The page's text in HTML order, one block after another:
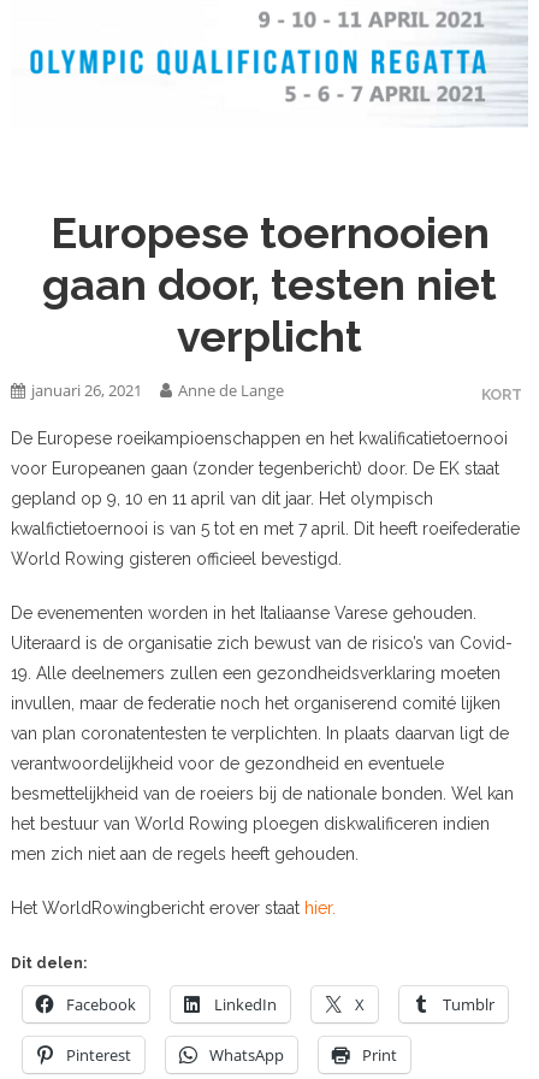
Europese toernooien
gaan door, testen niet
verplicht
KORT
januari 26, 2021 Anne de Lange
De Europese roeikampioenschappen en het kwalificatietoernooi
voor Europeanen gaan (zonder tegenbericht) door. De EK staat
gepland op 9, 10 en 11 april van dit jaar. Het olympisch
kwalfictietoernooi is van 5 tot en met 7 april. Dit heeft roeifederatie
World Rowing gisteren officieel bevestigd.
De evenementen worden in het Italiaanse Varese gehouden.
Uiteraard is de organisatie zich bewust van de risico’s van Covid-
19. Alle deelnemers zullen een gezondheidsverklaring moeten
invullen, maar de federatie noch het organiserend comité lijken
van plan coronatentesten te verplichten. In plaats daarvan ligt de
verantwoordelijkheid voor de gezondheid en eventuele
besmettelijkheid van de roeiers bij de nationale bonden. Wel kan
het bestuur van World Rowing ploegen diskwalificeren indien
men zich niet aan de regels heeft gehouden.
Het WorldRowingbericht erover staat hier.
Dit delen:
Facebook LinkedIn X Tumblr
Pinterest WhatsApp Print